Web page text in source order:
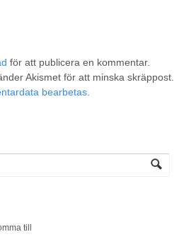
för att publicera en kommentar.
Akismet för att minska skräppost.
bearbetas.
till